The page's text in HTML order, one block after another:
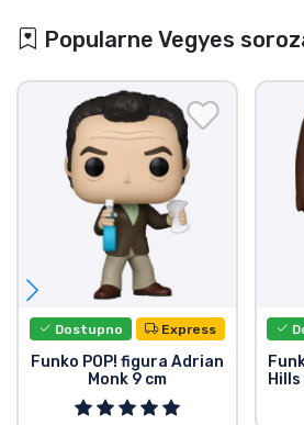
Popularne Vegyes
Dostupno Express
Funko POP! figura Adrian
Monk 9 cm